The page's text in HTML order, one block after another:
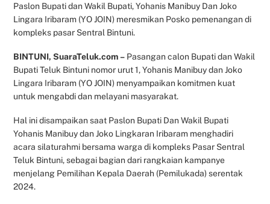
Paslon Bupati dan Wakil Bupati, Yohanis Manibuy Dan Joko
Lingara Iribaram (YO JOIN) meresmikan Posko pemenangan di
kompleks pasar Sentral Bintuni.
BINTUNI, SuaraTeluk.com – Pasangan calon Bupati dan Wakil
Bupati Teluk Bintuni nomor urut 1, Yohanis Manibuy dan Joko
Lingara Iribaram (YO JOIN) menyampaikan komitmen kuat
untuk mengabdi dan melayani masyarakat.
Hal ini disampaikan saat Paslon Bupati Dan Wakil Bupati
Yohanis Manibuy dan Joko Lingkaran Iribaram menghadiri
acara silaturahmi bersama warga di kompleks Pasar Sentral
Teluk Bintuni, sebagai bagian dari rangkaian kampanye
menjelang Pemilihan Kepala Daerah (Pemilukada) serentak
2024.